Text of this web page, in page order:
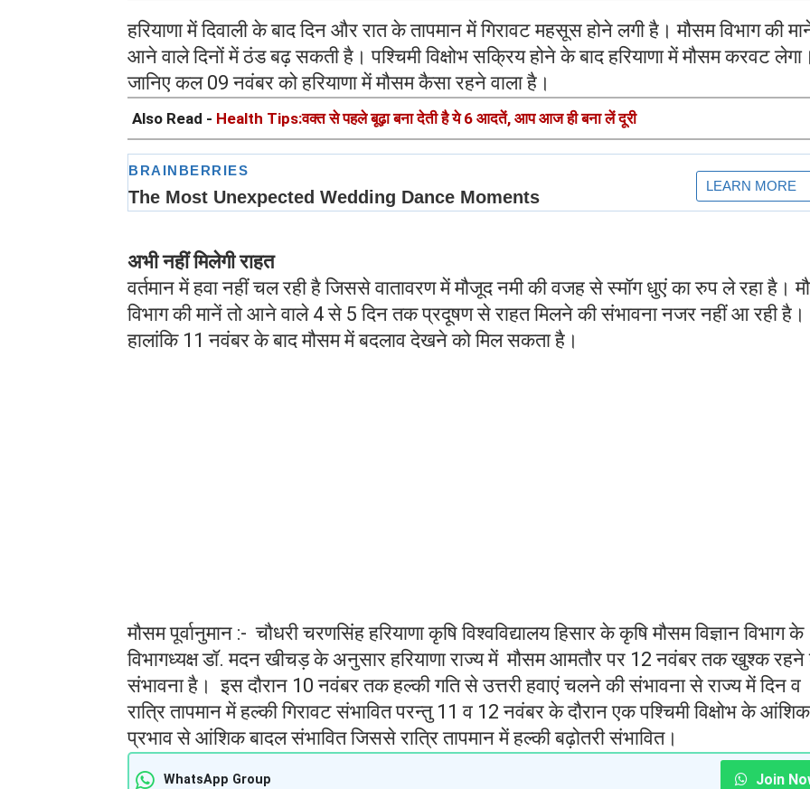
हरियाणा में दिवाली के बाद दिन और रात के तापमान में गिरावट महसूस होने लगी है। मौसम विभाग की
आने वाले दिनों में ठंड बढ़ सकती है। पश्चिमी विक्षोभ सक्रिय होने के बाद हरियाणा में मौसम करवट
जानिए कल 09 नवंबर को हरियाणा में मौसम कैसा रहने वाला है।
Also Read - Health Tips:वक्त से पहले बूढ़ा बना देती है ये 6 आदतें, आप आज ही बना लें दूरी
अभी नहीं मिलेगी राहत
वर्तमान में हवा नहीं चल रही है जिससे वातावरण में मौजूद नमी की वजह से स्मॉग धुएं का रुप ले रहा है।
विभाग की मानें तो आने वाले 4 से 5 दिन तक प्रदूषण से राहत मिलने की संभावना नजर नहीं आ रही है।
हालांकि 11 नवंबर के बाद मौसम में बदलाव देखने को मिल सकता है।
मौसम पूर्वानुमान :- चौधरी चरणसिंह हरियाणा कृषि विश्वविद्यालय हिसार के कृषि मौसम विज्ञान विभाग के
विभागध्यक्ष डॉ. मदन खीचड़ के अनुसार हरियाणा राज्य में मौसम आमतौर पर 12 नवंबर तक खुश्क रहने
संभावना है। इस दौरान 10 नवंबर तक हल्की गति से उत्तरी हवाएं चलने की संभावना से राज्य में दिन व
रात्रि तापमान में हल्की गिरावट संभावित परन्तु 11 व 12 नवंबर के दौरान एक पश्चिमी विक्षोभ के आंशिक
प्रभाव से आंशिक बादल संभावित जिससे रात्रि तापमान में हल्की बढ़ोतरी संभावित।
WhatsApp Group Join